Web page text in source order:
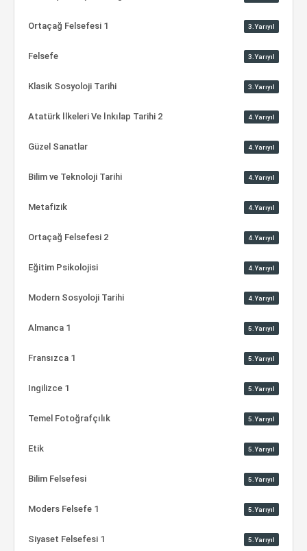
Ortaçağ Felsefesi 1 3.Yarıyıl
Felsefe 3.Yarıyıl
Klasik Sosyoloji Tarihi 3.Yarıyıl
Atatürk İlkeleri Ve İnkılap Tarihi 2 4.Yarıyıl
Güzel Sanatlar 4.Yarıyıl
Bilim ve Teknoloji Tarihi 4.Yarıyıl
Metafizik 4.Yarıyıl
Ortaçağ Felsefesi 2 4.Yarıyıl
Eğitim Psikolojisi 4.Yarıyıl
Modern Sosyoloji Tarihi 4.Yarıyıl
Almanca 1 5.Yarıyıl
Fransızca 1 5.Yarıyıl
Ingilizce 1 5.Yarıyıl
Temel Fotoğrafçılık 5.Yarıyıl
Etik 5.Yarıyıl
Bilim Felsefesi 5.Yarıyıl
Moders Felsefe 1 5.Yarıyıl
Siyaset Felsefesi 1 5.Yarıyıl